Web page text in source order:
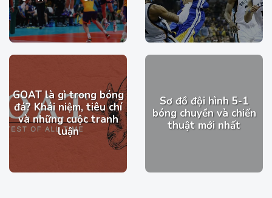
GOAT là gì trong bóng
đá? Khái niệm, tiêu chí
và những cuộc tranh
luận
Sơ đồ đội hình 5-1
bóng chuyền và chiến
thuật mới nhất